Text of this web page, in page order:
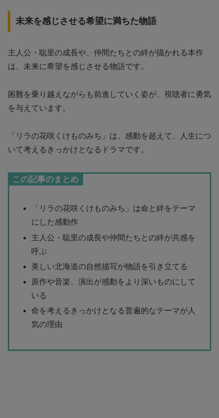
未来を感じさせる希望に満ちた物語
主人公・聡里の成長や、仲間たちとの絆が描かれる本作
は、未来に希望を感じさせる物語です。
困難を乗り越えながらも前進していく姿が、視聴者に勇気
を与えています。
「リラの花咲くけものみち」は、感動を超えて、人生につ
いて考えるきっかけとなるドラマです。
この記事のまとめ
「リラの花咲くけものみち」は命と絆をテーマ
にした感動作
主人公・聡里の成長や仲間たちとの絆が共感を
呼ぶ
美しい北海道の自然描写が物語を引き立てる
原作や音楽、演出が感動をより深いものにして
いる
命を考えるきっかけとなる普遍的なテーマが人
気の理由